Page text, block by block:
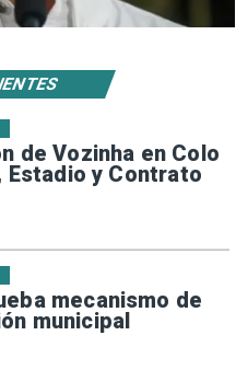
de Vozinha en Colo
Estadio y Contrato
mecanismo de
municipal